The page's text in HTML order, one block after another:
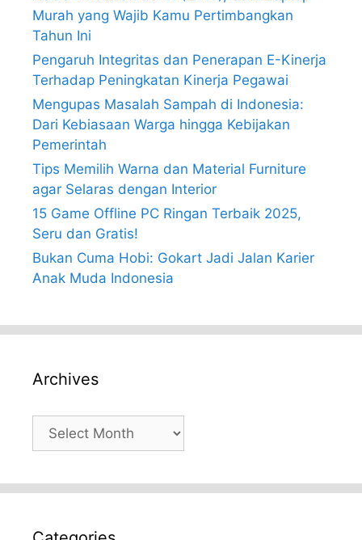
Murah yang Wajib Kamu Pertimbangkan
Tahun Ini
Pengaruh Integritas dan Penerapan E-Kinerja
Terhadap Peningkatan Kinerja Pegawai
Mengupas Masalah Sampah di Indonesia:
Dari Kebiasaan Warga hingga Kebijakan
Pemerintah
Tips Memilih Warna dan Material Furniture
agar Selaras dengan Interior
15 Game Offline PC Ringan Terbaik 2025,
Seru dan Gratis!
Bukan Cuma Hobi: Gokart Jadi Jalan Karier
Anak Muda Indonesia
Archives
Archives